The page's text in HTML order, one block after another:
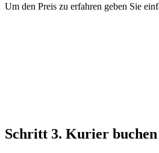
Um den Preis zu erfahren geben Sie
Schritt 3. Kurier buchen